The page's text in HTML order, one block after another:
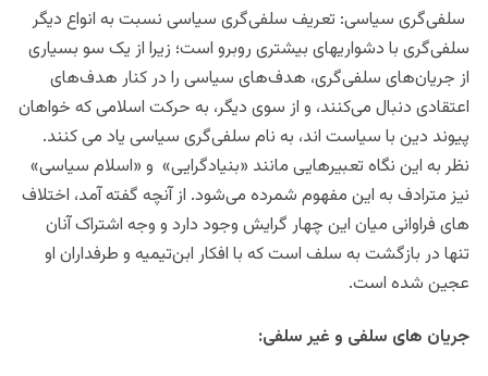
سلفی‌گری سیاسی: تعریف سلفی‌گری سیاسی نسبت به انواع دیگر
سلفی‌گری با دشواریهای بیشتری روبرو است؛ زیرا از یک سو بسیاری
از جریان‌های سلفی‌گری، هدف‌های سیاسی را در کنار هدف‌های
اعتقادی دنبال می‌کنند، و از سوی دیگر،‌ به حرکت اسلامی که خواهان
پیوند دین با سیاست اند، به نام سلفی‌گری سیاسی یاد می کنند.
نظر به این نگاه تعبیرهایی مانند «بنیادگرایی» و «اسلام سیاسی»
نیز مترادف به این مفهوم شمرده می‌شود. از آنچه گفته آمد، اختلاف
های فراوانی میان این چهار گرایش وجود دارد و وجه اشتراک آنان
تنها در بازگشت به سلف است که با افکار ابن‌تیمیه و طرفداران او
عجین شده است.
جریان های سلفی و غیر سلفی: